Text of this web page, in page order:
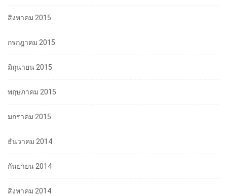
สิงหาคม 2015
กรกฎาคม 2015
มิถุนายน 2015
พฤษภาคม 2015
มกราคม 2015
ธันวาคม 2014
กันยายน 2014
สิงหาคม 2014